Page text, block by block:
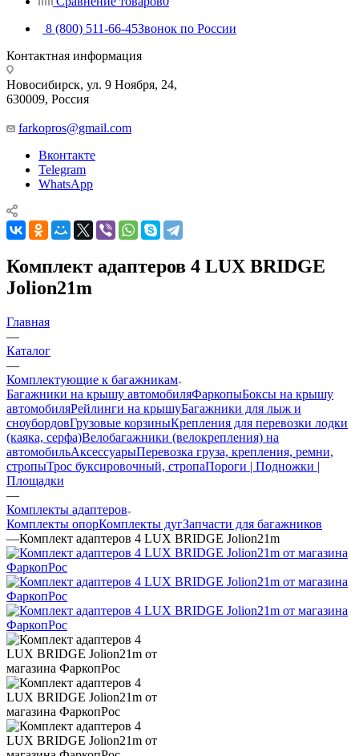
8 (800) 511-66-45Звонок по России
Контактная информация
Новосибирск, ул. 9 Ноября, 24,
630009, Россия
farkopros@gmail.com
Вконтакте
Telegram
WhatsApp
Комплект адаптеров 4 LUX BRIDGE
Jolion21m
Главная
—
Каталог
—
Комплектующие к багажникам
Багажники на крышу автомобиляФаркопыБоксы на крышу
автомобиляРейлинги на крышуБагажники для лыж и
сноубордовГрузовые корзиныКрепления для перевозки лодки
(каяка, серфа)Велобагажники (велокрепления) на
автомобильАксессуарыПеревозка груза, крепления, ремни,
стропыТрос буксировочный, стропаПороги | Подножки |
Площадки
—
Комплекты адаптеров
Комплекты опорКомплекты дугЗапчасти для багажников
—Комплект адаптеров 4 LUX BRIDGE Jolion21m